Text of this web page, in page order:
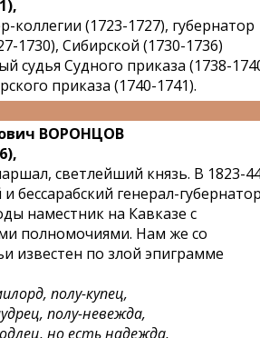
коллегии (1723-1727), губернатор
1730), Сибирской (1730-1736)
судья Судного приказа (1738-
приказа (1740-1741).
ВОРОНЦОВ
светлейший князь. В 1823-44
бессарабский генерал-
наместник на Кавказе с
полномочиями. Нам же со
известен по злой эпиграмме
полу-купец,
полу-невежда,
но есть надежда,